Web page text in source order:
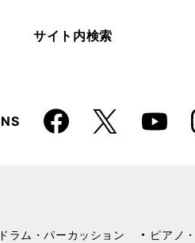
サイト内検索
Faceboo
k
X YouTube
ドラム・パーカッション ピアノ